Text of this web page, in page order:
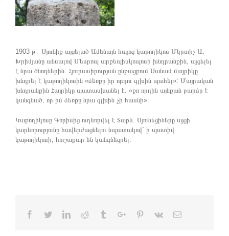
1903 թ․ Սյունիք այցելած Ամենայն հայոց կաթողիկոս Մկրտիչ Ա.
Խրիմյանը անսալով Մեսրոպ արքեպիսկոպոսի խնդրանքին, այցելել
է նրա ծնողներին: Հյուրասիրության ընթացքում Սանամ մայրիկը
խնդրել է կաթողիկոսին «ձեռքը իր որդու գլխին պահել»: Մայրական
խնդրանքին Հայրիկը պատասխանել է. «քո որդին այնքան բարձր է
կանգնած, որ իմ ձեռքը նրա գլխին չի հասնի»:
Կաթողիկոսը Գորիսից ուղևորվել է Տաթև: Սյունեցիները այցի
կարևորությունը հավերժացնելու նպատակով` ի պատիվ
կաթողիկոսի, հուշաքար են կանգնեցրել։
Facebook
TwitterLinkedinReddit TumblrGoogle+Pinterest
Vk Email